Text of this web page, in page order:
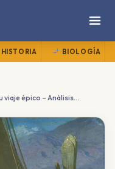
HISTORIA BIOLOGÍA
Odiseo: El héroe griego y su viaje épico – Análisis para estudiantes